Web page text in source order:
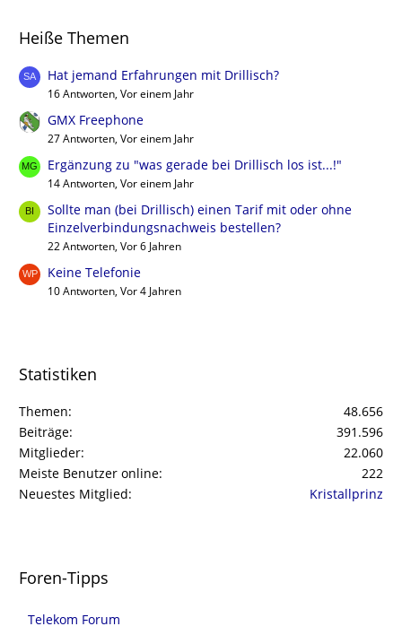
Heiße Themen
Hat jemand Erfahrungen mit Drillisch?
16 Antworten, Vor einem Jahr
GMX Freephone
27 Antworten, Vor einem Jahr
Ergänzung zu "was gerade bei Drillisch los ist...!"
14 Antworten, Vor einem Jahr
Sollte man (bei Drillisch) einen Tarif mit oder ohne
Einzelverbindungsnachweis bestellen?
22 Antworten, Vor 6 Jahren
Keine Telefonie
10 Antworten, Vor 4 Jahren
Statistiken
Themen
48.656
Beiträge
391.596
Mitglieder
22.060
Meiste Benutzer online
222
Neuestes Mitglied
Kristallprinz
Foren-Tipps
Telekom Forum